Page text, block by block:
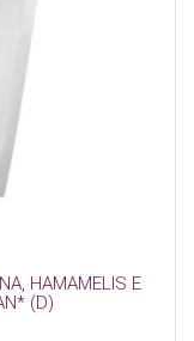
HAMAMELIS E
(D)